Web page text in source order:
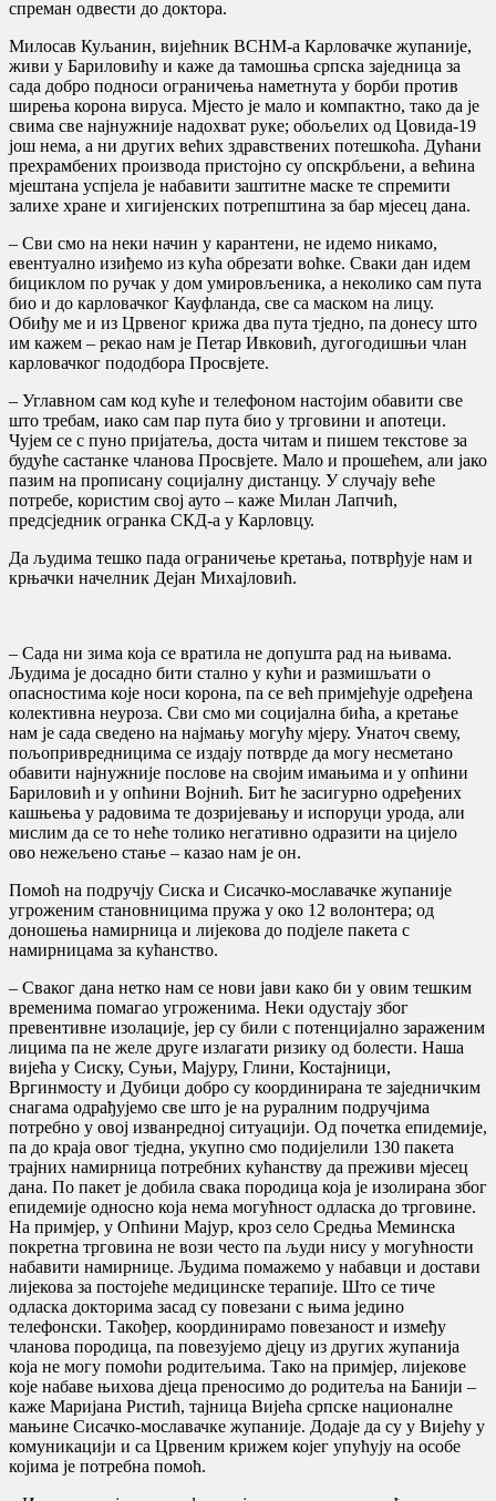
спреман одвести до доктора.
Милосав Куљанин, вијећник ВСНМ-а Карловачке жупаније,
живи у Бариловићу и каже да тамошња српска заједница за
сада добро подноси ограничења наметнута у борби против
ширења корона вируса. Мјесто је мало и компактно, тако да је
свима све најнужније надохват руке; обољелих од Цовида-19
још нема, а ни других већих здравствених потешкоћа. Дућани
прехрамбених производа пристојно су опскрбљени, а већина
мјештана успјела је набавити заштитне маске те спремити
залихе хране и хигијенских потрепштина за бар мјесец дана.
– Сви смо на неки начин у карантени, не идемо никамо,
евентуално изиђемо из кућа обрезати воћке. Сваки дан идем
бициклом по ручак у дом умировљеника, а неколико сам пута
био и до карловачког Кауфланда, све са маском на лицу.
Обиђу ме и из Црвеног крижа два пута тједно, па донесу што
им кажем – рекао нам је Петар Ивковић, дугогодишњи члан
карловачког пододбора Просвјете.
– Углавном сам код куће и телефоном настојим обавити све
што требам, иако сам пар пута био у трговини и апотеци.
Чујем се с пуно пријатеља, доста читам и пишем текстове за
будуће састанке чланова Просвјете. Мало и прошећем, али јако
пазим на прописану социјалну дистанцу. У случају веће
потребе, користим свој ауто – каже Милан Лапчић,
предсједник огранка СКД-а у Карловцу.
Да људима тешко пада ограничење кретања, потврђује нам и
крњачки начелник Дејан Михајловић.
– Сада ни зима која се вратила не допушта рад на њивама.
Људима је досадно бити стално у кући и размишљати о
опасностима које носи корона, па се већ примјећује одређена
колективна неуроза. Сви смо ми социјална бића, а кретање
нам је сада сведено на најмању могућу мјеру. Унаточ свему,
пољопривредницима се издају потврде да могу несметано
обавити најнужније послове на својим имањима и у опћини
Бариловић и у опћини Војнић. Бит ће засигурно одређених
кашњења у радовима те дозријевању и испоруци урода, али
мислим да се то неће толико негативно одразити на цијело
ово нежељено стање – казао нам је он.
Помоћ на подручју Сиска и Сисачко-мославачке жупаније
угроженим становницима пружа у око 12 волонтера; од
доношења намирница и лијекова до подјеле пакета с
намирницама за кућанство.
– Сваког дана нетко нам се нови јави како би у овим тешким
временима помагао угроженима. Неки одустају због
превентивне изолације, јер су били с потенцијално зараженим
лицима па не желе друге излагати ризику од болести. Наша
вијећа у Сиску, Суњи, Мајуру, Глини, Костајници,
Вргинмосту и Дубици добро су координирана те заједничким
снагама одрађујемо све што је на руралним подручјима
потребно у овој изванредној ситуацији. Од почетка епидемије,
па до краја овог тједна, укупно смо подијелили 130 пакета
трајних намирница потребних кућанству да преживи мјесец
дана. По пакет је добила свака породица која је изолирана због
епидемије односно која нема могућност одласка до трговине.
На примјер, у Опћини Мајур, кроз село Средња Меминска
покретна трговина не вози често па људи нису у могућности
набавити намирнице. Људима помажемо у набавци и достави
лијекова за постојеће медицинске терапије. Што се тиче
одласка докторима засад су повезани с њима једино
телефонски. Такођер, координирамо повезаност и између
чланова породица, па повезујемо дјецу из других жупанија
која не могу помоћи родитељима. Тако на примјер, лијекове
које набаве њихова дјеца преносимо до родитеља на Банији –
каже Маријана Ристић, тајница Вијећа српске националне
мањине Сисачко-мославачке жупаније. Додаје да су у Вијећу у
комуникацији и са Црвеним крижем којег упућују на особе
којима је потребна помоћ.